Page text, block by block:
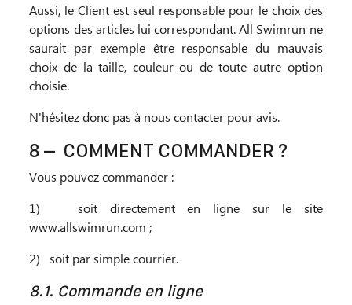
Aussi, le Client est seul responsable pour le choix des
options des articles lui correspondant. All Swimrun ne
saurait par exemple être responsable du mauvais
choix de la taille, couleur ou de toute autre option
choisie.
N'hésitez donc pas à nous contacter pour avis.
8 – COMMENT COMMANDER ?
Vous pouvez commander :
1)
soit directement en ligne sur le site
www.allswimrun.com ;
2) soit par simple courrier.
8.1. Commande en ligne